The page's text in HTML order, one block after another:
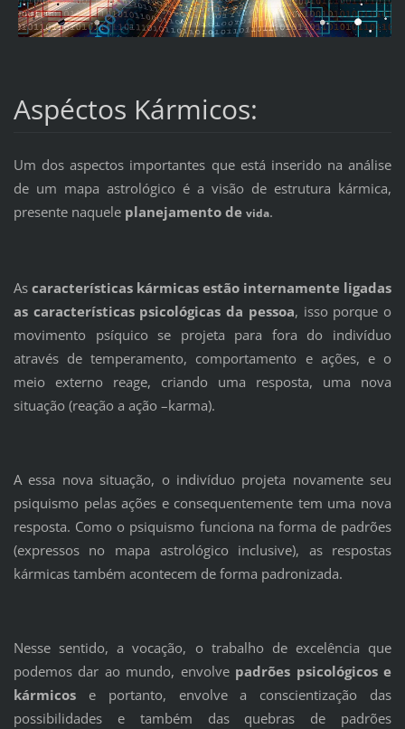
Aspéctos Kármicos:
Um dos aspectos importantes que está inserido na análise
de um mapa astrológico é a visão de estrutura kármica,
presente naquele planejamento de vida.
As características kármicas estão internamente ligadas
as características psicológicas da pessoa, isso porque o
movimento psíquico se projeta para fora do indivíduo
através de temperamento, comportamento e ações, e o
meio externo reage, criando uma resposta, uma nova
situação (reação a ação –karma).
A essa nova situação, o indivíduo projeta novamente seu
psiquismo pelas ações e consequentemente tem uma nova
resposta. Como o psiquismo funciona na forma de padrões
(expressos no mapa astrológico inclusive), as respostas
kármicas também acontecem de forma padronizada.
Nesse sentido, a vocação, o trabalho de excelência que
podemos dar ao mundo, envolve padrões psicológicos e
kármicose portanto, envolve a conscientização das
possibilidades e também das quebras de padrões